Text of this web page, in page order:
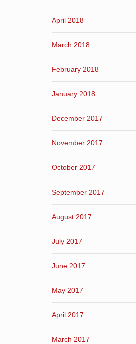
April 2018
March 2018
February 2018
January 2018
December 2017
November 2017
October 2017
September 2017
August 2017
July 2017
June 2017
May 2017
April 2017
March 2017